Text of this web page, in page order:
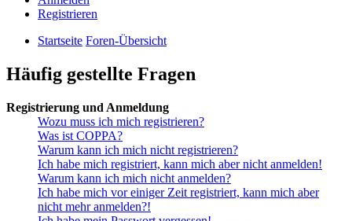
Registrieren
Startseite Foren-Übersicht
Häufig gestellte Fragen
Registrierung und Anmeldung
Wozu muss ich mich registrieren?
Was ist COPPA?
Warum kann ich mich nicht registrieren?
Ich habe mich registriert, kann mich aber nicht anmelden!
Warum kann ich mich nicht anmelden?
Ich habe mich vor einiger Zeit registriert, kann mich aber
nicht mehr anmelden?!